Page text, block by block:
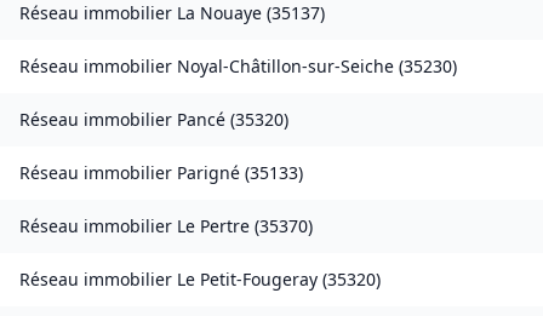
Réseau immobilier La Nouaye (35137)
Réseau immobilier Noyal-Châtillon-sur-Seiche (35230)
Réseau immobilier Pancé (35320)
Réseau immobilier Parigné (35133)
Réseau immobilier Le Pertre (35370)
Réseau immobilier Le Petit-Fougeray (35320)